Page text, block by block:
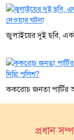
জুলাইয়ের দুই ছবি,
ককরোচ জনতা পার্টির
প্রধান